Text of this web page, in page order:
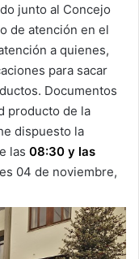
junto al Concejo
de atención en el
a quienes,
para sacar
Documentos
producto de la
dispuesto la
las 08:30 y las
04 de noviembre,